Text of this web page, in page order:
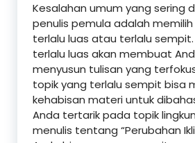
Kesalahan umum yang sering
penulis pemula adalah
terlalu luas atau terlalu sempit.
terlalu luas akan membuat
menyusun tulisan yang
topik yang terlalu sempit bisa
kehabisan materi untuk
Anda tertarik pada topik
menulis tentang “Perubahan